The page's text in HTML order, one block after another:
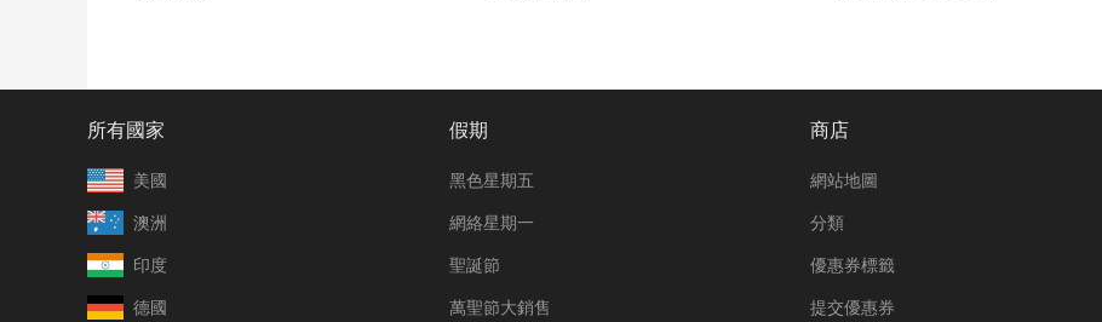
所有國家
美國
澳洲
印度
德國
假期
黑色星期五
網絡星期一
聖誕節
萬聖節大銷售
商店
網站地圖
分類
優惠券標籤
提交優惠券